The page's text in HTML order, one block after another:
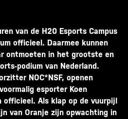
van de H20 Esports Campus
officieel. Daarmee kunnen
ontmoeten in het grootste en
podium van Nederland.
NOC*NSF, openen
esporter Koen
officieel. Als klap op de vuurpijl
van Oranje zijn opwachting in